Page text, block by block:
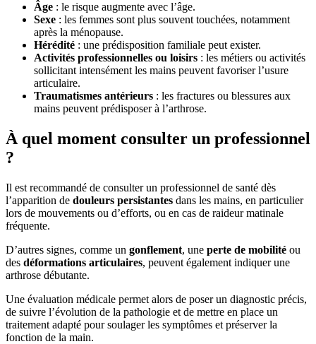
Âge : le risque augmente avec l’âge.​
Sexe : les femmes sont plus souvent touchées, notamment
après la ménopause.​
Hérédité : une prédisposition familiale peut exister.​
Activités professionnelles ou loisirs : les métiers ou activités
sollicitant intensément les mains peuvent favoriser l’usure
articulaire.​
Traumatismes antérieurs : les fractures ou blessures aux
mains peuvent prédisposer à l’arthrose.​
À quel moment consulter un professionnel
?
Il est recommandé de consulter un professionnel de santé dès
l’apparition de douleurs persistantes dans les mains, en particulier
lors de mouvements ou d’efforts, ou en cas de raideur matinale
fréquente.
D’autres signes, comme un gonflement, une perte de mobilité ou
des déformations articulaires, peuvent également indiquer une
arthrose débutante.
Une évaluation médicale permet alors de poser un diagnostic précis,
de suivre l’évolution de la pathologie et de mettre en place un
traitement adapté pour soulager les symptômes et préserver la
fonction de la main.